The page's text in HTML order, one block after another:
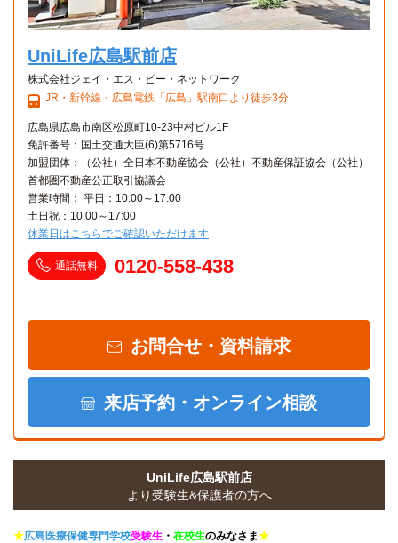
UniLife広島駅前店
株式会社ジェイ・エス・ビー・ネットワーク
JR・新幹線・広島電鉄「広島」駅南口より徒歩3分
広島県広島市南区松原町10-23中村ビル1F
免許番号：国土交通大臣(6)第5716号
加盟団体：（公社）全日本不動産協会（公社）不動産保証協会（公社）
首都圏不動産公正取引協議会
営業時間： 平日：10:00～17:00
土日祝：10:00～17:00
休業日はこちらでご確認いただけます
通話無料 0120-558-438
お問合せ・資料請求
来店予約・オンライン相談
UniLife広島駅前店
より受験生&保護者の方へ
★広島医療保健専門学校受験生 ・ 在校生のみなさま★